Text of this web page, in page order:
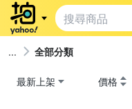
全部分類
最新上架 價格